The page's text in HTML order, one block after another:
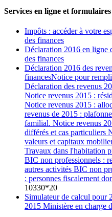
Services en ligne et formulaires
Impôts : accéder à votre
des finances
Déclaration 2016 en ligne
des finances
Déclaration 2016 des
financesNotice pour
Déclaration des revenus
Notice revenus 2015 :
Notice revenus 2015 :
revenus de 2015 :
familial. Notice revenus
différés et cas particuliers
valeurs et capitaux
Travaux dans l'habitation
BIC non professionnels :
autres activités BIC non
: personnes fiscalement
10330*20
Simulateur de calcul pour
2015 Ministère en charge